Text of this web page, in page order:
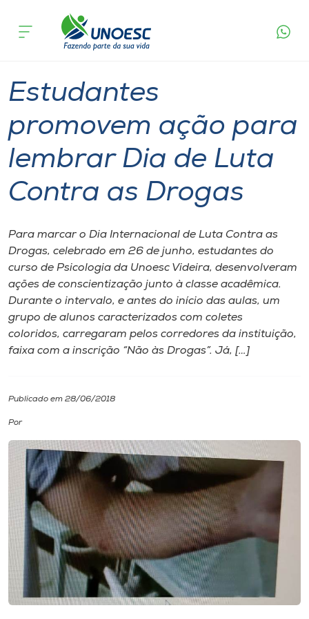
Cursos
Atendimento ao Estudante
Portal de Ensino
A
Unoesc
Internacionalização
I.nova
Cultura
CPA
Biblioteca
Editora
Rádio
acontece
Estudantes
promovem ação para
lembrar Dia de Luta
Contra as Drogas
Para marcar o Dia Internacional de Luta Contra as
Drogas, celebrado em 26 de junho, estudantes do
curso de Psicologia da Unoesc Videira, desenvolveram
ações de conscientização junto à classe acadêmica.
Durante o intervalo, e antes do início das aulas, um
grupo de alunos caracterizados com coletes
coloridos, carregaram pelos corredores da instituição,
faixa com a inscrição “Não às Drogas”. Já, […]
Publicado em 28/06/2018
Por